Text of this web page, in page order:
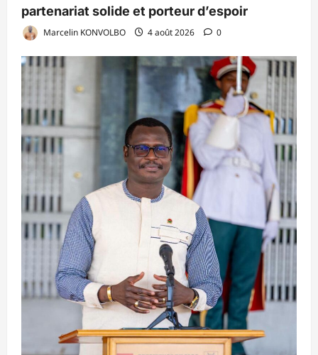
partenariat solide et porteur d’espoir
Marcelin KONVOLBO 4 août 2026 0